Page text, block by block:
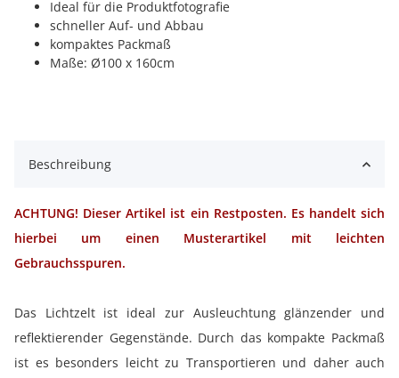
Ideal für die Produktfotografie
schneller Auf- und Abbau
kompaktes Packmaß
Maße: Ø100 x 160cm
Beschreibung
ACHTUNG! Dieser Artikel ist ein Restposten. Es handelt sich
hierbei um einen Musterartikel mit leichten
Gebrauchsspuren.
Das Lichtzelt ist ideal zur Ausleuchtung glänzender und
reflektierender Gegenstände. Durch das kompakte Packmaß
ist es besonders leicht zu Transportieren und daher auch